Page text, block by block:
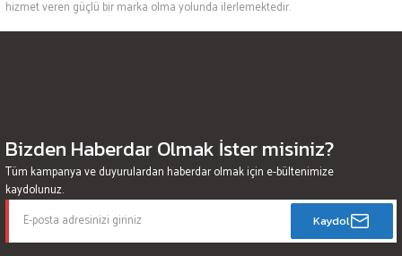
hizmet veren güçlü bir marka olma yolunda ilerlemektedir.
Bizden Haberdar Olmak İster misiniz?
Tüm kampanya ve duyurulardan haberdar olmak için e-bültenimize
kaydolunuz.
Kaydol